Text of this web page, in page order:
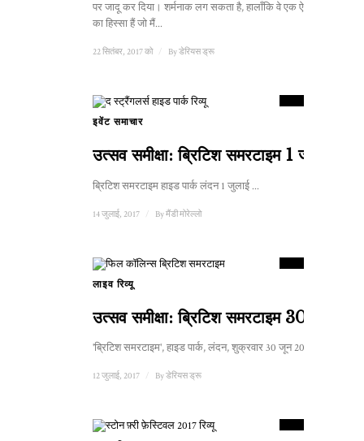
पर जादू कर दिया। शर्मनाक लग सकता है, हालाँकि वे एक ऐसे दृश्य
का हिस्सा हैं जो मैं...
22 सितंबर, 2017 को Byडेरियस ड्रू
स्कोर
इवेंट समाचार
उत्सव समीक्षा: ब्रिटिश समरटाइम 1 जुलाई
ब्रिटिश समरटाइम हाइड पार्क लंदन 1 जुलाई ...
14 जुलाई, 2017 Byमैंडी मोरेल्लो
लाइव रिव्यू
उत्सव समीक्षा: ब्रिटिश समरटाइम 30 जून
'ब्रिटिश समरटाइम', हाइड पार्क, लंदन, शुक्रवार 30 जून 2017 ...
12 जुलाई, 2017 Byडेरियस ड्रू
स्कोर